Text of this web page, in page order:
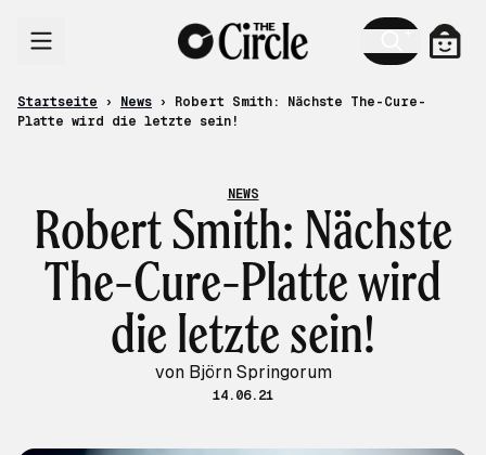
Startseite › News ›
Robert Smith: Nächste The-Cure-
Platte wird die letzte sein!
NEWS
Robert Smith: Nächste
The-Cure-Platte wird
die letzte sein!
von Björn Springorum
14.06.21